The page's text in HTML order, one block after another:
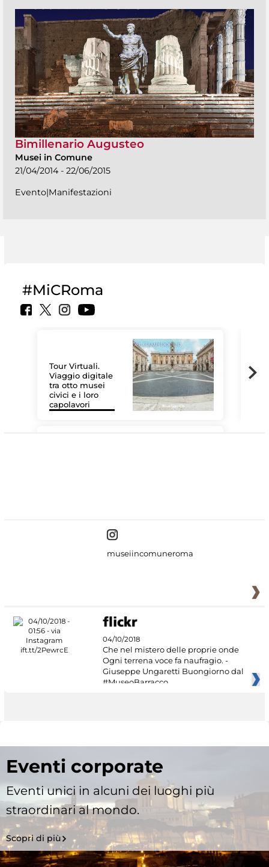
Bimillenario Augusteo
Musei in Comune
21/04/2014 - 22/06/2015
Evento|Manifestazioni
#MiCRoma
Tour Virtuali.
Viaggio digitale
tra otto musei
civici e i loro
capolavori
museiincomuneroma
04/10/2018
Che nel mistero delle proprie onde
Ogni terrena voce fa naufragio. -
Giuseppe Ungaretti Buongiorno dal
#MuseoBarracco
Eventi corporate
Eventi unici in alcuni dei luoghi più
straordinari al mondo.
Scopri di più